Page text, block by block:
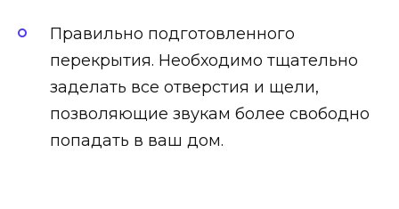
Правильно подготовленного
перекрытия. Необходимо тщательно
заделать все отверстия и щели,
позволяющие звукам более свободно
попадать в ваш дом.